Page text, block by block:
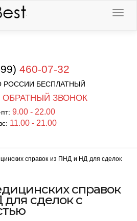
460-07-32
РОССИИ БЕСПЛАТНЫЙ
ОБРАТНЫЙ ЗВОНОК
9.00 - 22.00
11.00 - 21.00
справок из ПНД и НД для сделок
справок
сделок с